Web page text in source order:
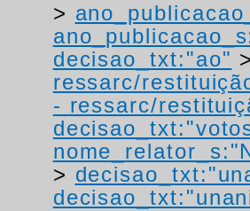
>
decisao_txt:"ao" >
ressarc/
- ressarc/
>